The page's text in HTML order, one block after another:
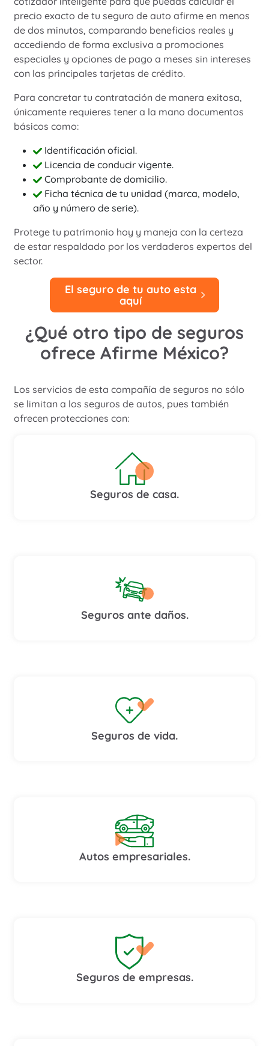
precio exacto de tu seguro de auto afirme en menos
de dos minutos, comparando beneficios reales y
accediendo de forma exclusiva a promociones
especiales y opciones de pago a meses sin intereses
con las principales tarjetas de crédito.
Para concretar tu contratación de manera exitosa,
únicamente requieres tener a la mano documentos
básicos como:
Identificación oficial.
Licencia de conducir vigente.
Comprobante de domicilio.
Ficha técnica de tu unidad (marca, modelo,
año y número de serie).
Protege tu patrimonio hoy y maneja con la certeza
de estar respaldado por los verdaderos expertos del
sector.
El seguro de tu auto esta
aquí
¿Qué otro tipo de seguros
ofrece Afirme México?
Los servicios de esta compañía de seguros no sólo
se limitan a los seguros de autos, pues también
ofrecen protecciones con:
Seguros de casa.
Seguros ante daños.
Seguros de vida.
Autos empresariales.
Seguros de empresas.